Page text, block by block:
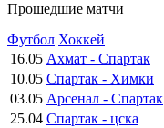
Прошедшие матчи
Футбол Хоккей
16.05 Ахмат - Спартак
10.05 Спартак - Химки
03.05 Арсенал - Спартак
25.04 Спартак - цска